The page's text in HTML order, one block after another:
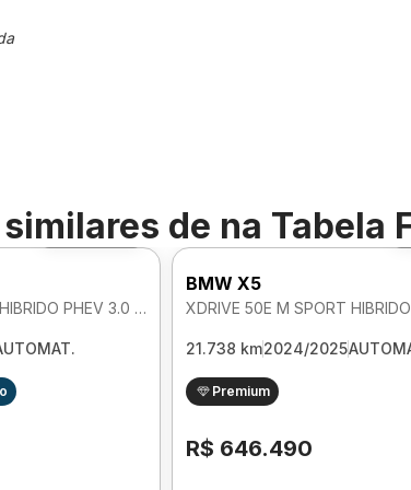
de na Tabela
Foto 360º
XDRIVE 50E M SPORT HIBRIDO PHEV 3.0 AUTOMATICO
BMW X5
21.738 km2024/2025
Premium
R$ 646.490